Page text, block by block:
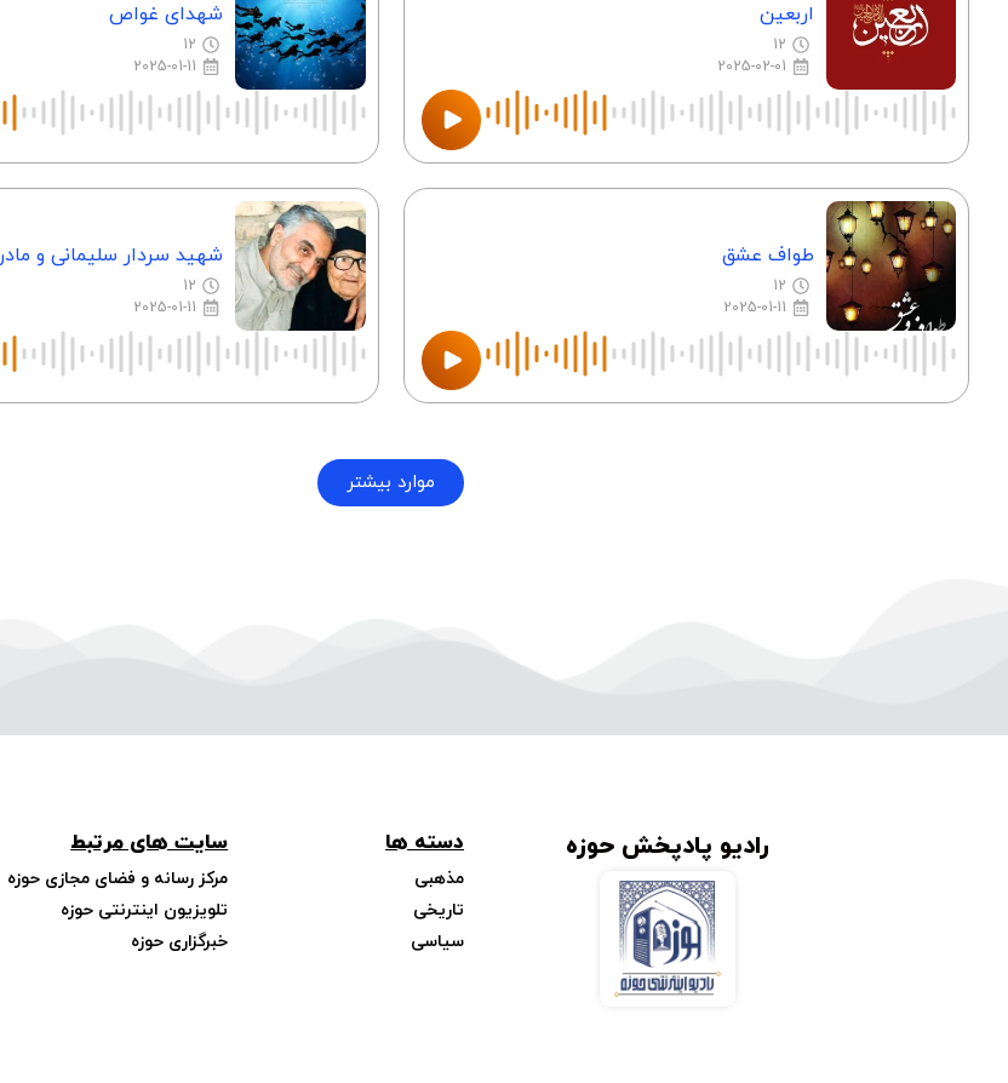
اربعین
12
2025-02-01
شهدای غواص
12
2025-01-11
طواف عشق
12
2025-01-11
شهید سردار سلیمانی و مادر
12
2025-01-11
موارد بیشتر
رادیو پادپخش حوزه دسته ها
مذهبی
تاریخی
سیاسی
سایت های مرتبط
مرکز رسانه و فضای مجازی حوزه
تلویزیون اینترنتی حوزه
خبرگزاری حوزه